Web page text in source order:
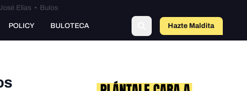
Elías • Bulos
POLICY BULOTECA Hazte Maldito